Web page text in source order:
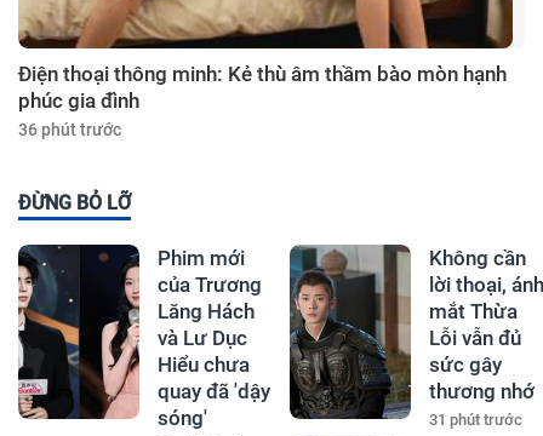
Điện thoại thông minh: Kẻ thù âm thầm bào mòn hạnh
phúc gia đình
36 phút trước
ĐỪNG BỎ LỠ
Phim mới
của Trương
Lăng Hách
và Lư Dục
Hiểu chưa
quay đã 'dậy
sóng'
Không cần
lời thoại, ánh
mắt Thừa
Lỗi vẫn đủ
sức gây
thương nhớ
31 phút trước